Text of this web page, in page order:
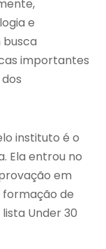
e
importantes
instituto é o
Ela entrou no
em
formação de
Under 30